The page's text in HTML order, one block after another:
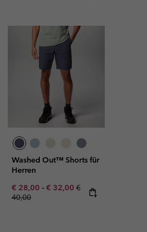
Washed Out™ Shorts für
Herren
Minimum sale price:
€ 28,00 - Maximum sale price:
€ 32,00 Regular price:
€
40,00